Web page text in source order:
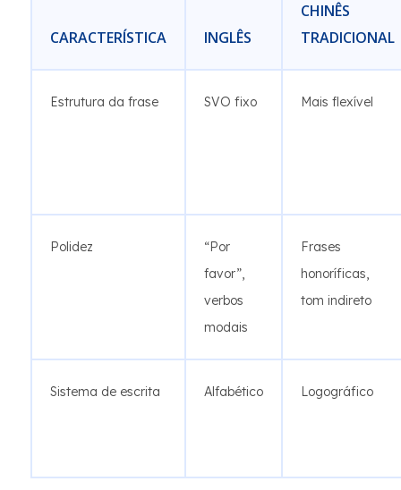
CARACTERÍSTICA INGLÊS
CHINÊS
TRADICIONAL
Estrutura da frase SVO fixo Mais flexível
Polidez
“Por
favor”,
verbos
modais
Frases
honoríficas,
tom indireto
Sistema de escrita Alfabético Logográfico